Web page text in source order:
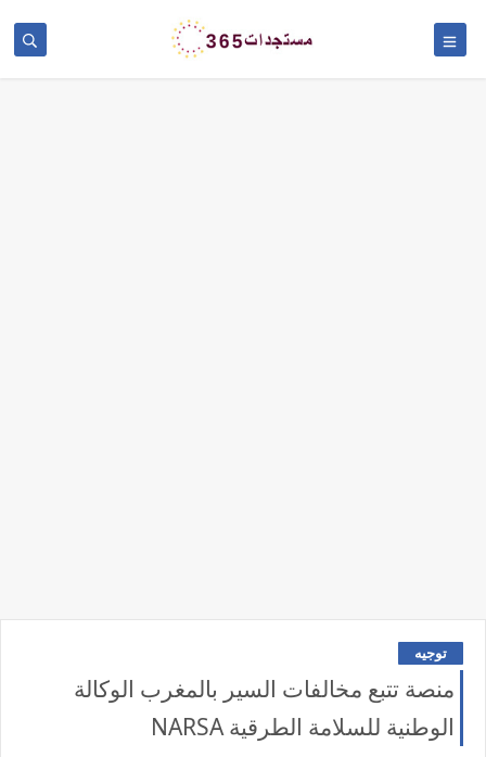
توجيه
منصة تتبع مخالفات السير بالمغرب الوكالة
الوطنية للسلامة الطرقية NARSA